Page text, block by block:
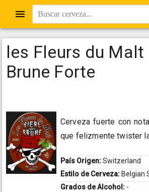
Buscar cerveza...
les Fleurs du Malt
Brune Forte
Cerveza fuerte con
que felizmente twister
País Origen:Switzerland
Estilo de Cerveza: Belgian
Grados de Alcohol: -